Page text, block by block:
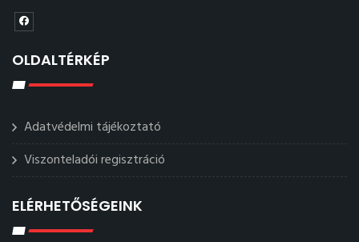
OLDALTÉRKÉP
Adatvédelmi tájékoztató
Viszonteladói regisztráció
ELÉRHETŐSÉGEINK